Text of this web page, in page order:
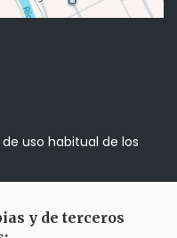
uso habitual de los
y de terceros